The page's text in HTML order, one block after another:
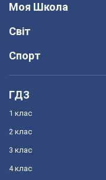
Моя Школа
Світ
Спорт
ГДЗ
1 клас
2 клас
3 клас
4 клас